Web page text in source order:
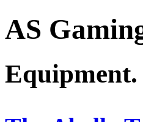
AS
Equipment.